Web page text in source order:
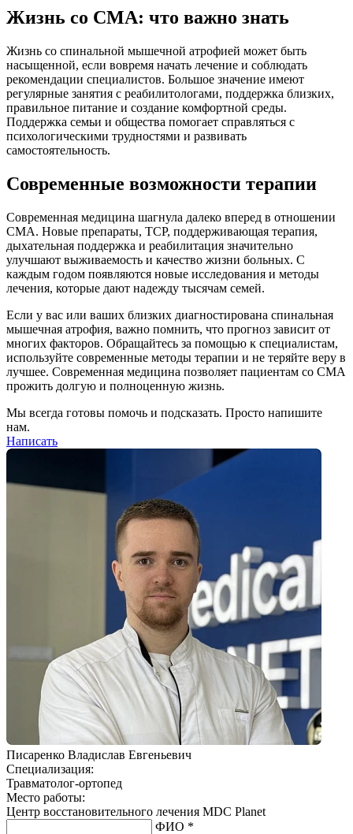
Жизнь со СМА: что важно знать
Жизнь со спинальной мышечной атрофией может быть
насыщенной, если вовремя начать лечение и соблюдать
рекомендации специалистов. Большое значение имеют
регулярные занятия с реабилитологами, поддержка близких,
правильное питание и создание комфортной среды.
Поддержка семьи и общества помогает справляться с
психологическими трудностями и развивать
самостоятельность.
Современные возможности терапии
Современная медицина шагнула далеко вперед в отношении
СМА. Новые препараты, ТСР, поддерживающая терапия,
дыхательная поддержка и реабилитация значительно
улучшают выживаемость и качество жизни больных. С
каждым годом появляются новые исследования и методы
лечения, которые дают надежду тысячам семей.
Если у вас или ваших близких диагностирована спинальная
мышечная атрофия, важно помнить, что прогноз зависит от
многих факторов. Обращайтесь за помощью к специалистам,
используйте современные методы терапии и не теряйте веру в
лучшее. Современная медицина позволяет пациентам со СМА
прожить долгую и полноценную жизнь.
Мы всегда готовы помочь и подсказать. Просто напишите
нам.
Написать
Писаренко Владислав Евгеньевич
Специализация:
Травматолог-ортопед
Место работы:
Центр восстановительного лечения MDC Planet
ФИО *